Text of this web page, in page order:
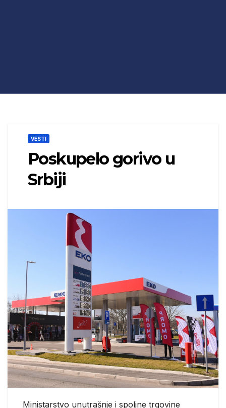
VESTI
Poskupelo gorivo u
Srbiji
Ministarstvo unutrašnje i spoljne trgovine